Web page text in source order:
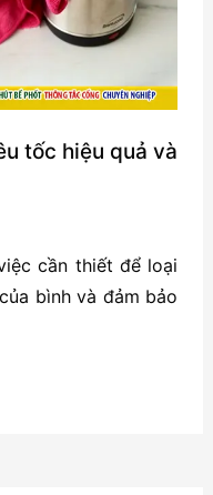
tốc hiệu quả và
cần thiết để loại
bình và đảm bảo